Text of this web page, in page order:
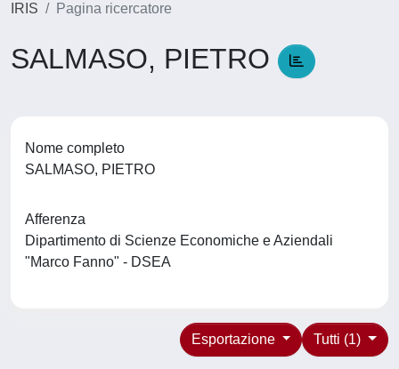
IRIS Pagina ricercatore
SALMASO, PIETRO
Nome completo
SALMASO, PIETRO
Afferenza
Dipartimento di Scienze Economiche e Aziendali
"Marco Fanno" - DSEA
Tutti (1)
Esportazione